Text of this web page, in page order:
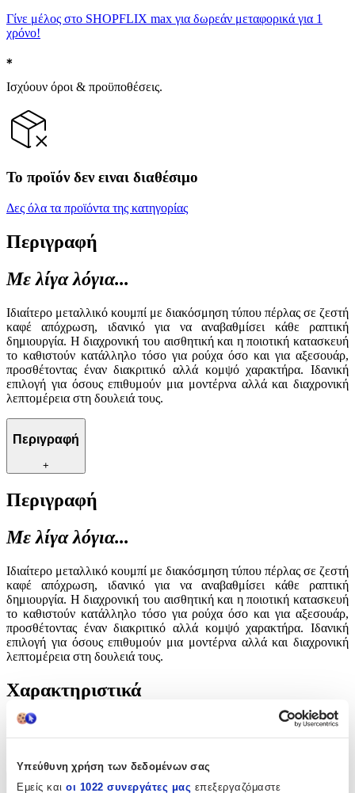
Υπεύθυνη χρήση των δεδομένων σας
Εμείς και οι 1022 συνεργάτες μας επεξεργαζόμαστε
Γίνε μέλος στο SHOPFLIX max για δωρεάν μεταφορικά για 1
χρόνο!
Ισχύουν όροι & προϋποθέσεις.
Το προϊόν δεν ειναι διαθέσιμο
Δες όλα τα προϊόντα της κατηγορίας
Περιγραφή
Με λίγα λόγια...
Ιδιαίτερο μεταλλικό κουμπί με διακόσμηση τύπου πέρλας σε ζεστή
καφέ απόχρωση, ιδανικό για να αναβαθμίσει κάθε ραπτική
δημιουργία. Η διαχρονική του αισθητική και η ποιοτική κατασκευή
το καθιστούν κατάλληλο τόσο για ρούχα όσο και για αξεσουάρ,
προσθέτοντας έναν διακριτικό αλλά κομψό χαρακτήρα. Ιδανική
επιλογή για όσους επιθυμούν μια μοντέρνα αλλά και διαχρονική
λεπτομέρεια στη δουλειά τους.
Περιγραφή
+
Περιγραφή
Με λίγα λόγια...
Ιδιαίτερο μεταλλικό κουμπί με διακόσμηση τύπου πέρλας σε ζεστή
καφέ απόχρωση, ιδανικό για να αναβαθμίσει κάθε ραπτική
δημιουργία. Η διαχρονική του αισθητική και η ποιοτική κατασκευή
το καθιστούν κατάλληλο τόσο για ρούχα όσο και για αξεσουάρ,
προσθέτοντας έναν διακριτικό αλλά κομψό χαρακτήρα. Ιδανική
επιλογή για όσους επιθυμούν μια μοντέρνα αλλά και διαχρονική
λεπτομέρεια στη δουλειά τους.
Χαρακτηριστικά
Είδος: